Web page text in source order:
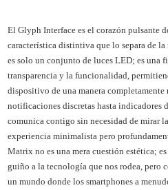
El Glyph Interface es el corazón pulsante
característica distintiva que lo separa de
es solo un conjunto de luces LED; es una
transparencia y la funcionalidad,
dispositivo de una manera completamente
notificaciones discretas hasta indicadores
comunica contigo sin necesidad de mirar
experiencia minimalista pero
Matrix no es una mera cuestión estética;
guiño a la tecnología que nos rodea, pero
un mundo donde los smartphones a